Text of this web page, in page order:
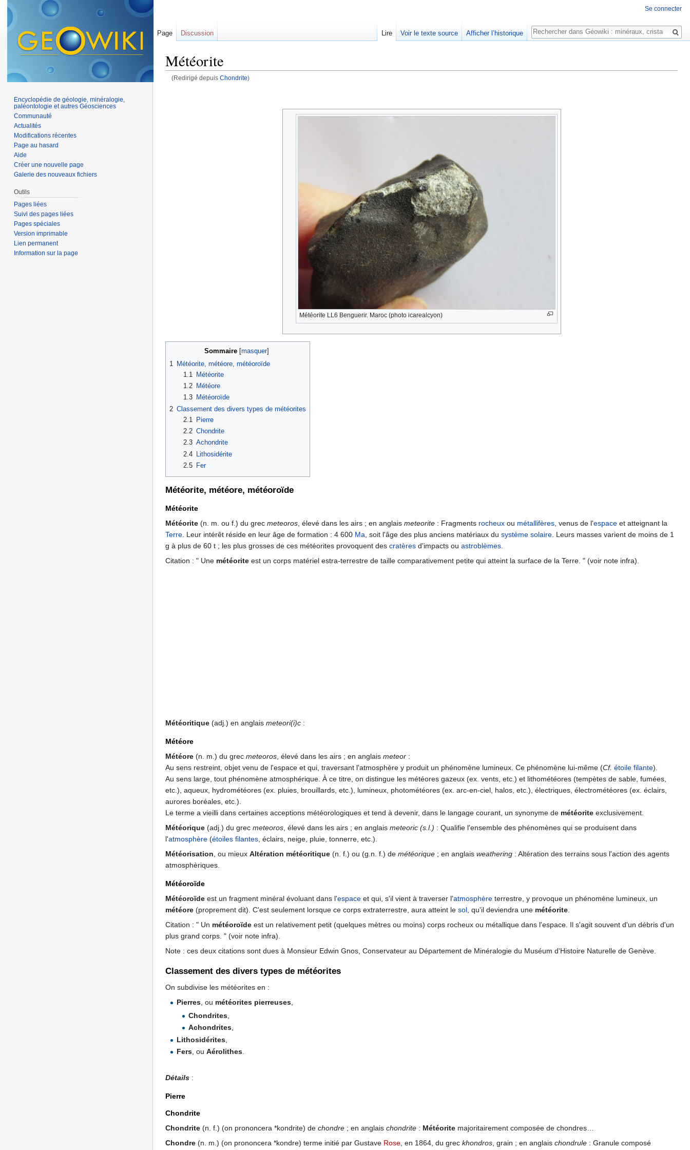
Météorite
(Redirigé depuis Chondrite)
Météorite LL6 Benguerir. Maroc (photo icarealcyon)
Sommaire [masquer]
1
Météorite, météore, météoroïde
1.1
Météorite
1.2
Météore
1.3
Météoroïde
2 Classement des divers types de météorites
2.1
Pierre
2.2 Chondrite
2.3 Achondrite
2.4 Lithosidérite
2.5
Fer
Météorite, météore, météoroïde
Météorite
Météorite (n. m. ou f.) du grec meteoros, élevé dans les airs ; en anglais meteorite : Fragments rocheux ou métallifères, venus de l'espace et atteignant la
Terre. Leur intérêt réside en leur âge de formation : 4 600 Ma, soit l'âge des plus anciens matériaux du système solaire. Leurs masses varient de moins de 1
g à plus de 60 t ; les plus grosses de ces météorites provoquent des cratères d'impacts ou astroblèmes.
Citation : " Une météorite est un corps matériel estra-terrestre de taille comparativement petite qui atteint la surface de la Terre. " (voir note infra).
Météoritique (adj.) en anglais meteori(i)c :
Météore
Météore (n. m.) du grec meteoros, élevé dans les airs ; en anglais meteor :
Au sens restreint, objet venu de l'espace et qui, traversant l'atmosphère y produit un phénomène lumineux. Ce phénomène lui-même (Cf. étoile filante).
Au sens large, tout phénomène atmosphérique. À ce titre, on distingue les météores gazeux (ex. vents, etc.) et lithométéores (tempètes de sable, fumées,
etc.), aqueux, hydrométéores (ex. pluies, brouillards, etc.), lumineux, photométéores (ex. arc-en-ciel, halos, etc.), électriques, électrométéores (ex. éclairs,
aurores boréales, etc.).
Le terme a vieilli dans certaines acceptions météorologiques et tend à devenir, dans le langage courant, un synonyme de météorite exclusivement.
Météorique (adj.) du grec meteoros, élevé dans les airs ; en anglais meteoric (s.l.) : Qualifie l'ensemble des phénomènes qui se produisent dans
l'atmosphère (étoiles filantes, éclairs, neige, pluie, tonnerre, etc.).
Météorisation, ou mieux Altération météoritique (n. f.) ou (g.n. f.) de météorique ; en anglais weathering : Altération des terrains sous l'action des agents
atmosphèriques.
Météoroïde
Météoroïde est un fragment minéral évoluant dans l'espace et qui, s'il vient à traverser l'atmosphère terrestre, y provoque un phénomène lumineux, un
météore (proprement dit). C'est seulement lorsque ce corps extraterrestre, aura atteint le sol, qu'il deviendra une météorite.
Citation : " Un météoroïde est un relativement petit (quelques mètres ou moins) corps rocheux ou métallique dans l'espace. Il s'agit souvent d'un débris d'un
plus grand corps. " (voir note infra).
Note : ces deux citations sont dues à Monsieur Edwin Gnos, Conservateur au Département de Minéralogie du Muséum d'Histoire Naturelle de Genève.
Classement des divers types de météorites
On subdivise les météorites en :
Pierres , ou météorites pierreuses
Chondrites,
Achondrites,
Lithosidérites
Fers , ouAérolithes
Détails :
Pierre
Chondrite
Chondrite (n. f.) (on prononcera *kondrite) de chondre ; en anglais chondrite : Météorite majoritairement composée de chondres…
Chondre (n. m.) (on prononcera *kondre) terme initié par Gustave Rose , en 1864, du grec khondros , grain ; en anglais chondrule : Granule composé
Se connecter
Page Discussion Lire Voir le texte source Afficher l’historique
Rechercher
Encyclopédie de géologie, minéralogie,
paléontologie et autres Géosciences
Communauté
Actualités
Modifications récentes
Page au hasard
Aide
Créer une nouvelle page
Galerie des nouveaux fichiers
Outils
Pages liées
Suivi des pages liées
Pages spéciales
Version imprimable
Lien permanent
Information sur la page